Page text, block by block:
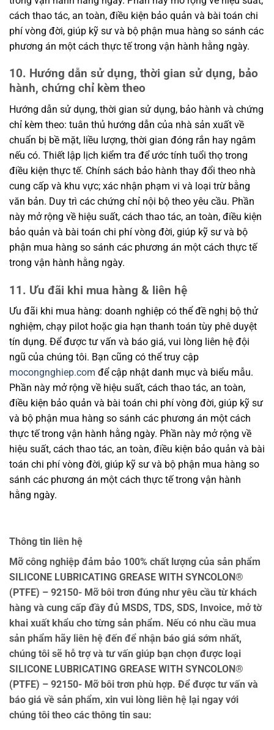
cách thao tác, an toàn, điều kiện bảo quản và bài toán chi
phí vòng đời, giúp kỹ sư và bộ phận mua hàng so sánh các
phương án một cách thực tế trong vận hành hằng ngày.
10. Hướng dẫn sử dụng, thời gian sử dụng, bảo
hành, chứng chỉ kèm theo
Hướng dẫn sử dụng, thời gian sử dụng, bảo hành và chứng
chỉ kèm theo: tuân thủ hướng dẫn của nhà sản xuất về
chuẩn bị bề mặt, liều lượng, thời gian đóng rắn hay ngâm
nếu có. Thiết lập lịch kiểm tra để ước tính tuổi thọ trong
điều kiện thực tế. Chính sách bảo hành thay đổi theo nhà
cung cấp và khu vực; xác nhận phạm vi và loại trừ bằng
văn bản. Duy trì các chứng chỉ nội bộ theo yêu cầu. Phần
này mở rộng về hiệu suất, cách thao tác, an toàn, điều kiện
bảo quản và bài toán chi phí vòng đời, giúp kỹ sư và bộ
phận mua hàng so sánh các phương án một cách thực tế
trong vận hành hằng ngày.
11. Ưu đãi khi mua hàng & liên hệ
Ưu đãi khi mua hàng: doanh nghiệp có thể đề nghị bộ thử
nghiệm, chạy pilot hoặc gia hạn thanh toán tùy phê duyệt
tín dụng. Để được tư vấn và báo giá, vui lòng liên hệ đội
ngũ của chúng tôi. Bạn cũng có thể truy cập
mocongnghiep.com để cập nhật danh mục và biểu mẫu.
Phần này mở rộng về hiệu suất, cách thao tác, an toàn,
điều kiện bảo quản và bài toán chi phí vòng đời, giúp kỹ sư
và bộ phận mua hàng so sánh các phương án một cách
thực tế trong vận hành hằng ngày. Phần này mở rộng về
hiệu suất, cách thao tác, an toàn, điều kiện bảo quản và bài
toán chi phí vòng đời, giúp kỹ sư và bộ phận mua hàng so
sánh các phương án một cách thực tế trong vận hành
hằng ngày.
Thông tin liên hệ
Mỡ công nghiệp đảm bảo 100% chất lượng của sản phẩm
SILICONE LUBRICATING GREASE WITH SYNCOLON®
(PTFE) – 92150- Mỡ bôi trơn đúng như yêu cầu từ khách
hàng và cung cấp đầy đủ MSDS, TDS, SDS, Invoice, mở tờ
khai xuất khẩu cho từng sản phẩm. Nếu có nhu cầu mua
sản phẩm hãy liên hệ đến để nhận báo giá sớm nhất,
chúng tôi sẽ hỗ trợ và tư vấn giúp bạn chọn được loại
SILICONE LUBRICATING GREASE WITH SYNCOLON®
(PTFE) – 92150- Mỡ bôi trơn phù hợp. Để được tư vấn và
báo giá về sản phẩm, xin vui lòng liên hệ lại ngay với
chúng tôi theo các thông tin sau: